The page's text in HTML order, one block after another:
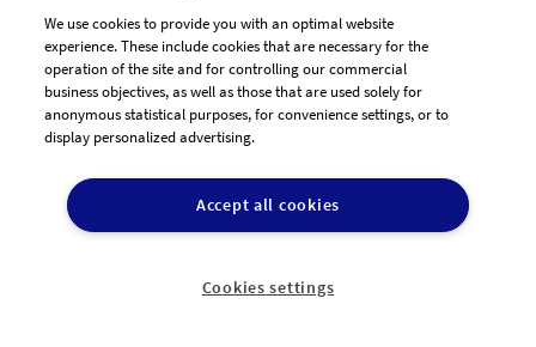
AGB Dienstleister
Datenschutz
Impressum
We use cookies to provide you with an optimal website
experience. These include cookies that are necessary for the
operation of the site and for controlling our commercial
business objectives, as well as those that are used solely for
anonymous statistical purposes, for convenience settings, or to
display personalized advertising.
Accept all cookies
Cookies settings